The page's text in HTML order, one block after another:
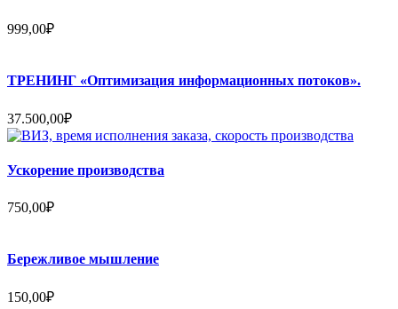
999,00₽
ТРЕНИНГ «Оптимизация информационных потоков».
37.500,00₽
Ускорение производства
750,00₽
Бережливое мышление
150,00₽